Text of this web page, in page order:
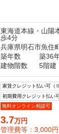
東海道本線・山陽
歩4分
兵庫県明石市魚住
築年数
築36
建物階数
5階建
家賃クレジット払い可（
初期費用クレジット払い
無料オンライン相談可
3.7万円
管理費等：3,000円